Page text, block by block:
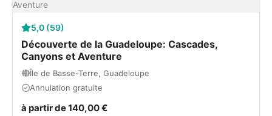
5,0 (59)
Découverte de la Guadeloupe: Cascades,
Canyons et Aventure
Île de Basse-Terre, Guadeloupe
Annulation gratuite
à partir de 140,00 €